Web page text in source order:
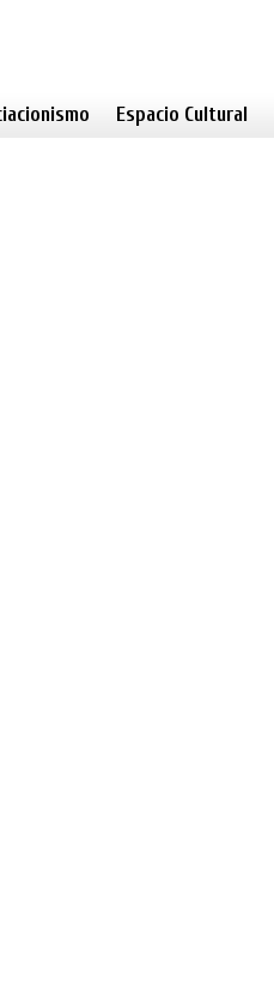
Espacio Cultural